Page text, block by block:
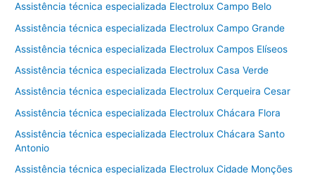
Assistência técnica especializada Electrolux Campo Belo
Assistência técnica especializada Electrolux Campo Grande
Assistência técnica especializada Electrolux Campos Elíseos
Assistência técnica especializada Electrolux Casa Verde
Assistência técnica especializada Electrolux Cerqueira Cesar
Assistência técnica especializada Electrolux Chácara Flora
Assistência técnica especializada Electrolux Chácara Santo
Antonio
Assistência técnica especializada Electrolux Cidade Monções